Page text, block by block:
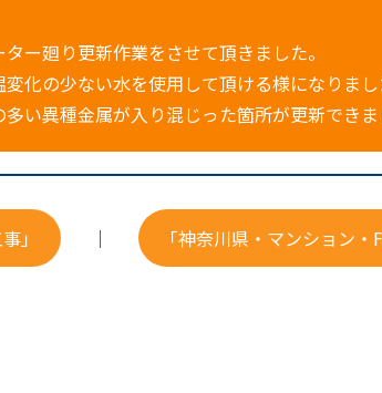
ー廻り更新作業をさせて頂きました。
化の少ない水を使用して頂ける様になりまし
い異種金属が入り混じった箇所が更新できま
」 ｜ 「神奈川県・マンション